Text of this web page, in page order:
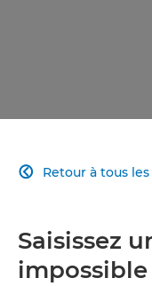
Retour à tous

Saisissez